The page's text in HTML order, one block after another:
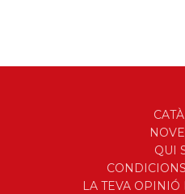
QUI
LA TEVA OPINIÓ